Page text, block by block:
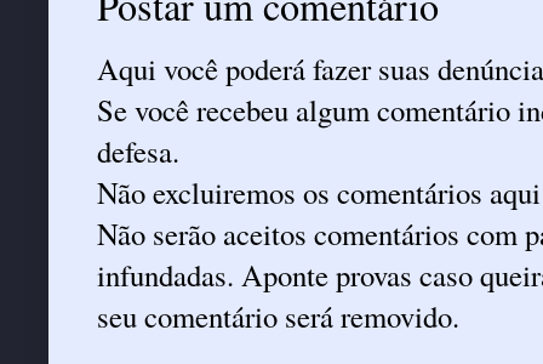
Aqui você poderá fazer suas
Se você recebeu algum comentário
defesa.
Não excluiremos os comentários
Não serão aceitos comentários com
infundadas. Aponte provas caso
seu comentário será removido.